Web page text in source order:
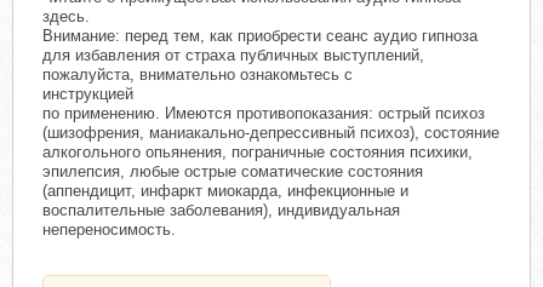
здесь.
Внимание: перед тем, как приобрести сеанс аудио гипноза
для избавления от страха публичных выступлений,
пожалуйста, внимательно ознакомьтесь с
инструкцией
по применению. Имеются противопоказания: острый психоз
(шизофрения, маниакально-депрессивный психоз), состояние
алкогольного опьянения, пограничные состояния психики,
эпилепсия, любые острые соматические состояния
(аппендицит, инфаркт миокарда, инфекционные и
воспалительные заболевания), индивидуальная
непереносимость.